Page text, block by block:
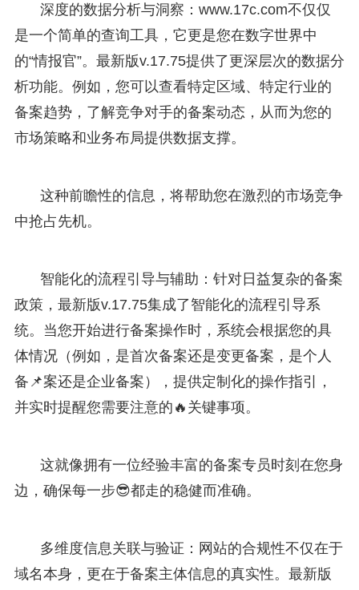
深度的数据分析与洞察：www.17c.com不仅仅
是一个简单的查询工具，它更是您在数字世界中
的“情报官”。最新版v.17.75提供了更深层次的数据分
析功能。例如，您可以查看特定区域、特定行业的
备案趋势，了解竞争对手的备案动态，从而为您的
市场策略和业务布局提供数据支撑。
这种前瞻性的信息，将帮助您在激烈的市场竞争
中抢占先机。
智能化的流程引导与辅助：针对日益复杂的备案
政策，最新版v.17.75集成了智能化的流程引导系
统。当您开始进行备案操作时，系统会根据您的具
体情况（例如，是首次备案还是变更备案，是个人
备📌案还是企业备案），提供定制化的操作指引，
并实时提醒您需要注意的🔥关键事项。
这就像拥有一位经验丰富的备案专员时刻在您身
边，确保每一步😎都走的稳健而准确。
多维度信息关联与验证：网站的合规性不仅在于
域名本身，更在于备案主体信息的真实性。最新版